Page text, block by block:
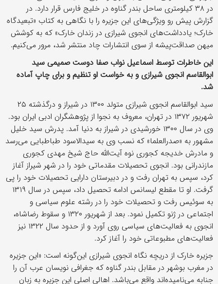
در ۳۸ کیلومتری ساحل بندر گناوه در خلیج فارس قرار دارد. در
گزارش پیش رو ویژگی‌های این جزیره را با نگاهی به کتاب «تبعیدگاه
خارک؛ یادداشت‌های انجوی شیرازی در زندان خارک» که به کوشش
میهن صداقت‌پیشه از سوی انتشارات چاد منتشر شد، مرور می‌کنیم.
این خاطرات توسط اسماعیل نواب صفا دوست صمیمی سید
ابوالقاسم انجوی شیرازی و به خواست او تنظیم و برای چاپ آماده
شد.
سید ابوالقاسم انجوی شیرازی ‏متولد ۱۳۰۰ در شیراز و درگذشته ۲۵
شهریور ۱۳۷۲ در تهران، معروف به نجوا از پژوهشگران ادبی ایران بود.
وی در سال ۱۳۰۰ خورشیدی در شیراز به دنیا آمد. پدرش سید خلیل
مشهور به «صدرالعلما» که نسب وی به سیدالاسود طباطبایی می‌رسد
و مادرش خدیجه کجوری نوه آیت‌الله حاج شیخ مهدی کجوری
مازندرانی بود. انجوی تحصیلات مقدماتی خود را در شهر شیراز آغاز
کرد، سپس به تهران رفت و در دبیرستان دارایی تحصیلات خود را پی
گرفت. او تا مقطع لیسانس ادامه تحصیل داد، سپس در سال ۱۳۱۹
به سوئیس رفت و تحصیلات خود را در رشته علوم سیاسی و
اجتماعی در ژنو تکمیل نمود. بعد از شهریور ۱۳۲۰ و سقوط رضاشاه،
انجوی به فعالیت‌های سیاسی روی آورد و از حدود سال ۱۳۲۲ نیز
فعالیت‌های مطبوعاتی خود را آغاز کرد.
جزیره خارک از دریچه نگاه انجوی شیرازی این‌گونه است: «این جزیره
در مغرب بوشهر در مقابل بندر گناوه که جغرافی نویسان عرب آن را
جنابه می‌نامیده‌اند واقع می‌باشد. اهالی اصلی این جزیره به زبان